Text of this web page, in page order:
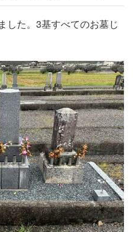
した。3基すべてのお墓じ